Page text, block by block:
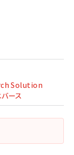
Solution
バース